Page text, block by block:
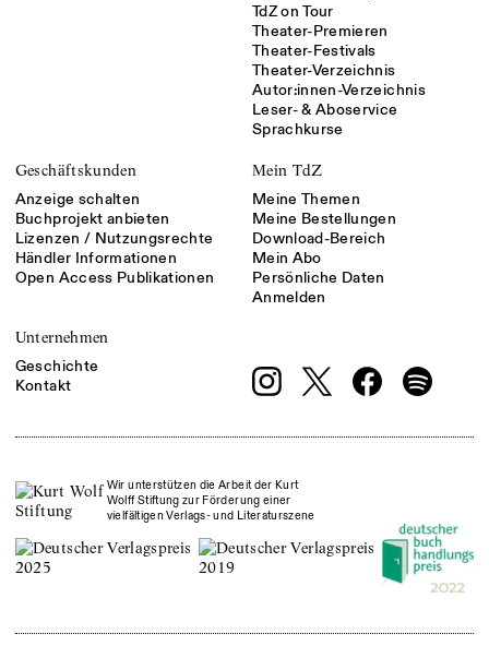
TdZ on Tour
Theater-Premieren
Theater-Festivals
Theater-Verzeichnis
Autor:innen-Verzeichnis
Leser- & Aboservice
Sprachkurse
Geschäftskunden
Anzeige schalten
Buchprojekt anbieten
Lizenzen / Nutzungsrechte
Händler Informationen
Open Access Publikationen
Mein TdZ
Meine Themen
Meine Bestellungen
Download-Bereich
Mein Abo
Persönliche Daten
Anmelden
Unternehmen
Geschichte
Kontakt
Wir unterstützen die Arbeit der Kurt
Wolff Stiftung zur Förderung einer
vielfältigen Verlags- und Literaturszene